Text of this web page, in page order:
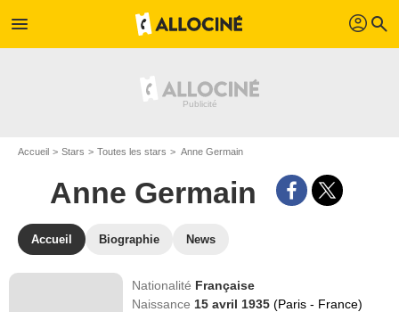
menu profil search
Accueil Stars Toutes les stars Anne Germain
Anne Germain
Accueil Biographie News
Nationalité Française
Naissance 15 avril 1935(Paris - France)